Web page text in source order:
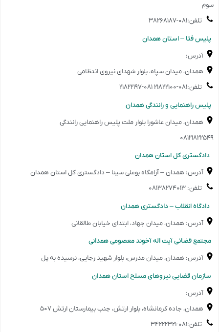
سوم
تلفن:۰۸۱-۳۸۲۶۸۱۸۷
️پلیس فتا – استان همدان
آدرس:
همدان، میدان سپاه، بلوار شهدای نیروی انتظامی
تلفن:۰۸۱-۲۱۸۲۲۱۰۰ ۰۸۱-۲۱۸۲۲۱۹۷
️پلیس راهنمایی و رانندگی همدان
همدان، میدان عاشورا بلوار ملت پلیس راهنمایی رانندگی
۰۸۱۲۱۸۲۲۵۴۹
️ دادگستری کل استان همدان
آدرس: همدان – آرامگاه بوعلی سینا – دادگستری کل استان همدان
تلفن: ۰۸۱۳۸۲۷۴۰۱۳
️ دادگاه انقلاب – دادگستری همدان
آدرس: همدان، میدان جهاد، ابتدای خیابان طالقانی
️مجتمع قضائی آیت اله آخوند معصومی همدانی
آدرس: همدان، میدان مدرس، بلوار شهید رجایی، نرسیده به پل
️سازمان قضایی نیروهای مسلح استان همدان
آدرس:
همدان، جاده کرمانشاه، بلوار ارتش، جنب بیمارستان ارتش ۵۰۷
تلفن:۰۸۱-۳۴۲۲۲۳۲۱